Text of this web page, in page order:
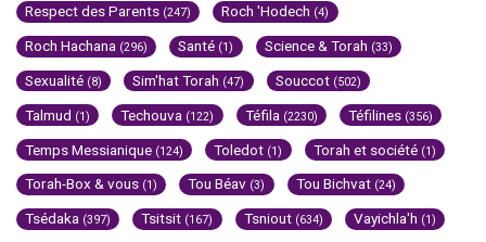
Respect des Parents (247) Roch 'Hodech (4)
Roch Hachana (296) Santé (1) Science & Torah (33)
Sexualité (8) Sim'hat Torah (47) Souccot (502)
Talmud (1) Techouva (122) Téfila (2230) Téfilines (356)
Temps Messianique (124) Toledot (1) Torah et société (1)
Torah-Box & vous (1) Tou Béav (3) Tou Bichvat (24)
Tsédaka (397) Tsitsit (167) Tsniout (634) Vayichla'h (1)